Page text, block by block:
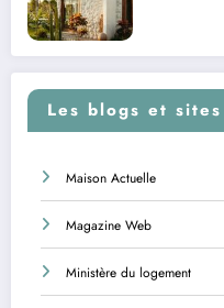
Les blogs et
Maison Actuelle
Magazine Web
Ministère du logement